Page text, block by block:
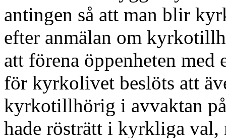
antingen så att man blir
efter anmälan om
att förena öppenheten med
för kyrkolivet beslöts att
kyrkotillhörig i avvaktan
hade rösträtt i kyrkliga val,